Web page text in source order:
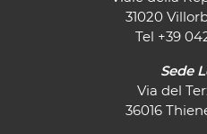
31020
Tel +39
Sede
Via del
36016